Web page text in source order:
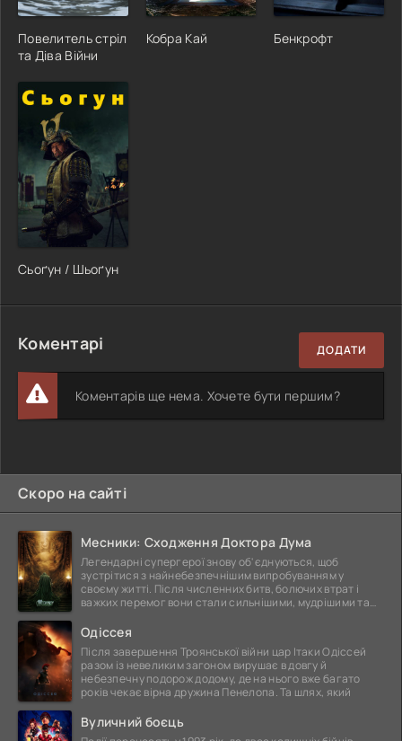
Повелитель стріл
та Діва Війни
Кобра Кай Бенкрофт
Сьоґун / Шьоґун
Коментарі ДОДАТИ
Коментарів ще нема. Хочете бути першим?
Скоро на сайті
Месники: Сходження Доктора Дума
Легендарні супергерої знову об'єднуються, щоб
зустрітися з найнебезпечнішим випробуванням у
своєму житті. Після численних битв, болючих втрат і
важких перемог вони стали сильнішими, мудрішими та
Одіссея
Після завершення Троянської війни цар Ітаки Одіссей
разом із невеликим загоном вирушає в довгу й
небезпечну подорож додому, де на нього вже багато
років чекає вірна дружина Пенелопа. Та шлях, який
Вуличний боєць